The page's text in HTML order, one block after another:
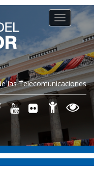
las Telecomunicaciones
Toggle
navigation